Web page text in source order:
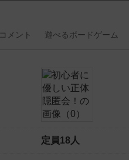
コメント 遊べるボードゲーム
定員18人